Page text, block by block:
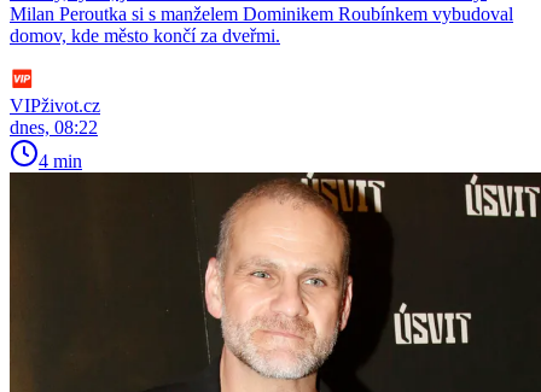
Milan Peroutka si s manželem Dominikem Roubínkem vybudoval
domov, kde město končí za dveřmi.
VIPživot.cz
dnes, 08:22
4 min